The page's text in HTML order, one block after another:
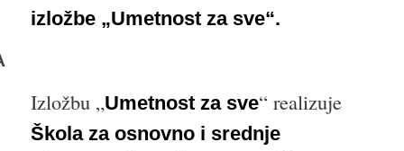
izložbe „Umetnost za sve“.
Izložbu „Umetnost za sve“ realizuje
Škola za osnovno i srednje